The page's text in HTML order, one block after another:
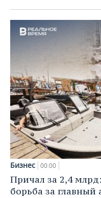
Бизнес 00:00
Причал за 2,4
борьба за